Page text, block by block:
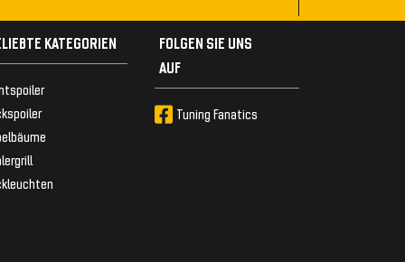
KATEGORIEN
FOLGEN SIE UNS
AUF
Tuning Fanatics